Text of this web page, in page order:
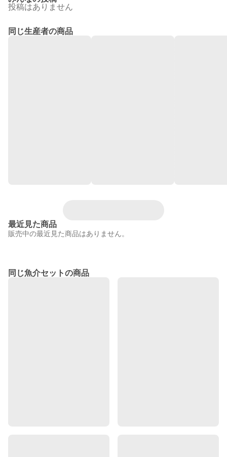
投稿はありません
同じ生産者の商品
最近見た商品
販売中の最近見た商品はありません。
同じ魚介セットの商品